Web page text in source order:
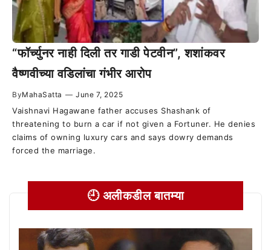
“फॉर्च्युनर नाही दिली तर गाडी पेटवीन”, शशांकवर
वैष्णवीच्या वडिलांचा गंभीर आरोप
ByMahaSatta — June 7, 2025
Vaishnavi Hagawane father accuses Shashank of
threatening to burn a car if not given a Fortuner. He denies
claims of owning luxury cars and says dowry demands
forced the marriage.
🕘 अलीकडील बातम्या